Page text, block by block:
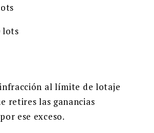
lots
al límite de lotaje
retires las ganancias
ese exceso.